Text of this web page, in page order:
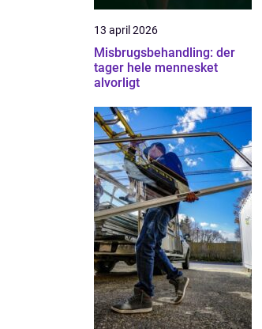
13 april 2026
Misbrugsbehandling: der
tager hele mennesket
alvorligt